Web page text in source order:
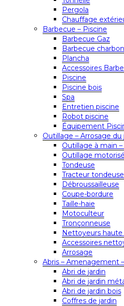
Pergola
Chauffage
Barbecue – Piscine
Barbecue Gaz
Barbecue charbon
Plancha
Accessoires
Piscine
Piscine bois
Spa
Entretien piscine
Robot piscine
Équipement
Outillage – Arrosage du
Outillage à main
Outillage motorisé
Tondeuse
Tracteur
Débroussailleuse
Coupe-bordure
Taille-haie
Motoculteur
Tronçonneuse
Nettoyeurs haute
Accessoires
Arrosage
Abris – Amenagement
Abri de jardin
Abri de jardin
Abri de jardin bois
Coffres de jardin